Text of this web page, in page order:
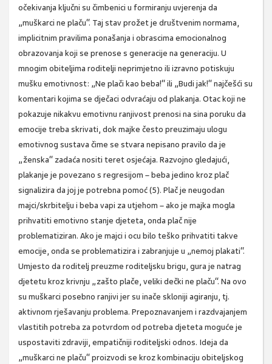
očekivanja ključni su čimbenici u formiranju uvjerenja da
„muškarci ne plaču“. Taj stav prožet je društvenim normama,
implicitnim pravilima ponašanja i obrascima emocionalnog
obrazovanja koji se prenose s generacije na generaciju. U
mnogim obiteljima roditelji neprimjetno ili izravno potiskuju
mušku emotivnost: „Ne plači kao beba!“ ili „Budi jak!“ najčešći su
komentari kojima se dječaci odvraćaju od plakanja. Otac koji ne
pokazuje nikakvu emotivnu ranjivost prenosi na sina poruku da
emocije treba skrivati, dok majke često preuzimaju ulogu
emotivnog sustava čime se stvara nepisano pravilo da je
„ženska“ zadaća nositi teret osjećaja. Razvojno gledajući,
plakanje je povezano s regresijom – beba jedino kroz plač
signalizira da joj je potrebna pomoć (5). Plač je neugodan
majci/skrbitelju i beba vapi za utjehom – ako je majka mogla
prihvatiti emotivno stanje djeteta, onda plač nije
problematiziran. Ako je majci i ocu bilo teško prihvatiti takve
emocije, onda se problematizira i zabranjuje u „nemoj plakati“.
Umjesto da roditelj preuzme roditeljsku brigu, gura je natrag
djetetu kroz krivnju „zašto plače, veliki dečki ne plaču“. Na ovo
su muškarci posebno ranjivi jer su inače skloniji agiranju, tj.
aktivnom rješavanju problema. Prepoznavanjem i razdvajanjem
vlastitih potreba za potvrdom od potreba djeteta moguće je
uspostaviti zdraviji, empatičniji roditeljski odnos. Ideja da
„muškarci ne plaču“ proizvodi se kroz kombinaciju obiteljskog